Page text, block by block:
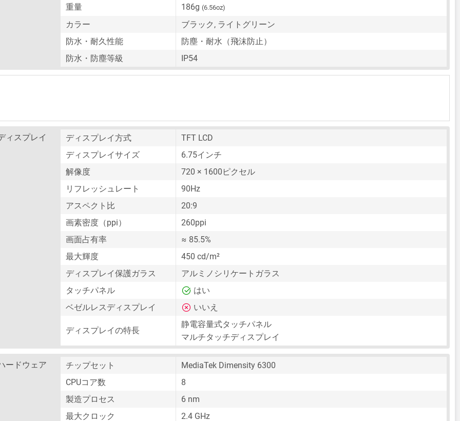
重量 186g (6.56oz)
カラー
ブラック, ライトグリーン
防水・耐久性能
防塵・耐水（飛沫防止）
防水・防塵等級
IP54
ィスプレイ ディスプレイ方式
TFT LCD
ディスプレイサイズ
6.75インチ
解像度
720 × 1600ピクセル
リフレッシュレート
90Hz
アスペクト比
20:9
画素密度（ppi）
260ppi
画面占有率
≈ 85.5%
最大輝度
450 cd/m²
ディスプレイ保護ガラス
アルミノシリケートガラス
タッチパネル
はい
ベゼルレスディスプレイ
いいえ
ディスプレイの特長
静電容量式タッチパネル
マルチタッチディスプレイ
ードウェア チップセット
MediaTek Dimensity 6300
CPUコア数
8
製造プロセス
6 nm
最大クロック
2.4 GHz